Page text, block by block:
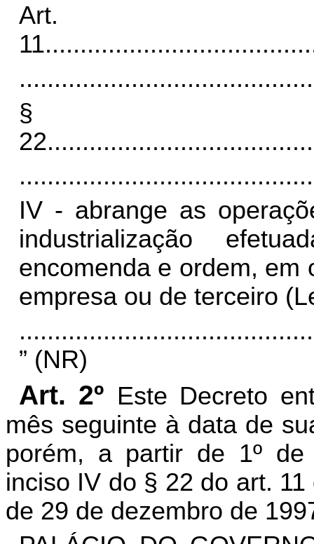
Art.
11
§
22.
IV - abrange as
industrialização
encomenda e ordem, em
empresa ou de terceiro
” (NR)
Art. 2º Este Decreto
mês seguinte à data de
porém, a partir de 1º
inciso IV do § 22 do art.
de 29 de dezembro de